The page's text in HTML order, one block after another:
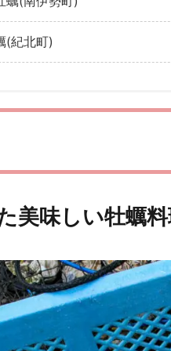
(紀北町)
美味しい牡蠣